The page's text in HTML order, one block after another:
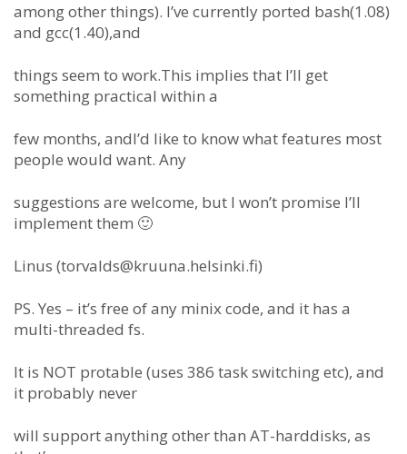
among other things). I’ve currently ported bash(1.08)
and gcc(1.40),and
things seem to work.This implies that I’ll get
something practical within a
few months, andI’d like to know what features most
people would want. Any
suggestions are welcome, but I won’t promise I’ll
implement them 🙂
Linus (torvalds@kruuna.helsinki.fi)
PS. Yes – it’s free of any minix code, and it has a
multi-threaded fs.
It is NOT protable (uses 386 task switching etc), and
it probably never
will support anything other than AT-harddisks, as